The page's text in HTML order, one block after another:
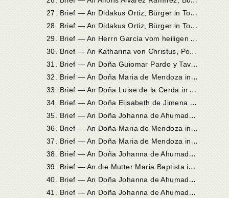
2
7. Brief — An Didakus Ortiz, Bürger in Toledo
2
8. Brief — An Didakus Ortiz, Bürger in Toledo
2
9. Brief — An Herrn García vom heiligen Petrus in Toledo
3
0. Brief — An Katharina von Christus, Postulantin in Medina del Campo
3
1. Brief — An Doña Guiomar Pardo y Tavera, Tochter der Doña Luise de la Cerda
3
2. Brief — An Doña Maria de Mendoza in Valladolid
3
3. Brief — An Doña Luise de la Cerda in Paracuellos
3
4. Brief — An Doña Elisabeth de Jimena in Segovia
3
5. Brief — An Doña Johanna de Ahumada in Alba
3
6. Brief — An Doña Maria de Mendoza in Valladolid
3
7. Brief — An Doña Maria de Mendoza in Valladolid
3
8. Brief — An Doña Johanna de Ahumada in Alba
3
9. Brief — An die Mutter Maria Baptista in Valladolid
4
0. Brief — An Doña Johanna de Ahumada in Alba de Tormes
4
1. Brief — An Doña Johanna de Ahumada in Alba de Tormes